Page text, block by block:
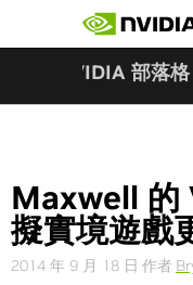
NVIDIA 部落格
Maxwell 的
擬實境遊戲
2014 年 9 月 18 日 作者